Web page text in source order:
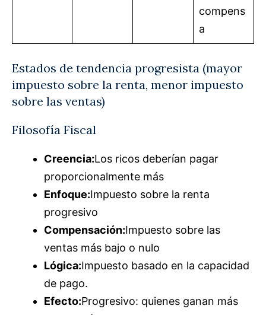
compens
a
Estados de tendencia progresista (mayor
impuesto sobre la renta, menor impuesto
sobre las ventas)
Filosofía Fiscal
Creencia:Los ricos deberían pagar
proporcionalmente más
Enfoque:Impuesto sobre la renta
progresivo
Compensación:Impuesto sobre las
ventas más bajo o nulo
Lógica:Impuesto basado en la capacidad
de pago.
Efecto:Progresivo: quienes ganan más